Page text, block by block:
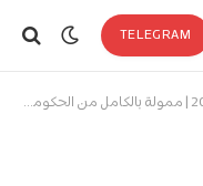
TELEGRAM